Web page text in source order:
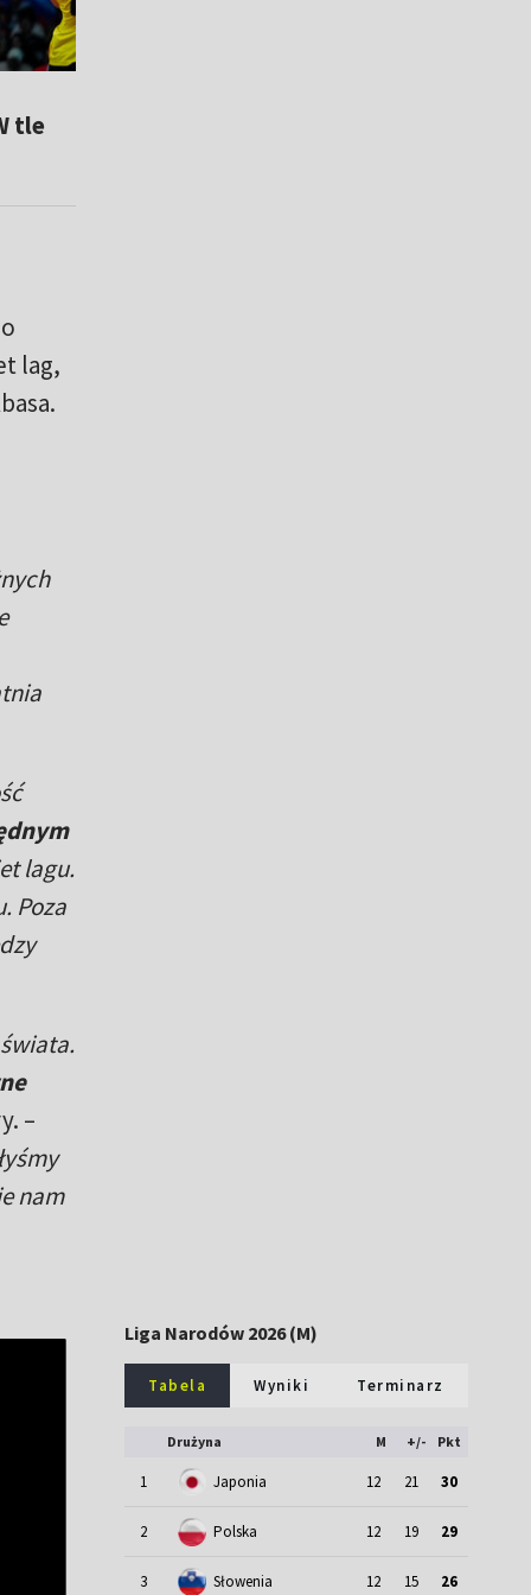
tle
lag,
lagu.
Poza
–
nam
Liga Narodów 2026 (M)
Tabela Wyniki Terminarz
Drużyna M +/- Pkt
1 Japonia 12 21 30
2 Polska 12 19 29
3 Słowenia 12 15 26